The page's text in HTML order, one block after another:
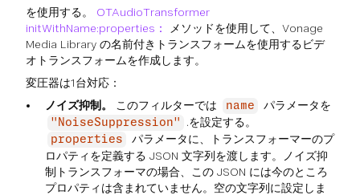
を使用する。 OTAudioTransformer
initWithName:properties：
メソッドを使用して、Vonage
Media Library の名前付きトランスフォームを使用するビデ
オトランスフォームを作成します。
変圧器は1台対応：
ノイズ抑制。
このフィルターでは name パラメータを
"NoiseSuppression" .を設定する。
properties
パラメータに、トランスフォーマーのプ
ロパティを定義する JSON 文字列を渡します。ノイズ抑
制トランスフォーマの場合、この JSON には今のところ
プロパティは含まれていません。空の文字列に設定しま